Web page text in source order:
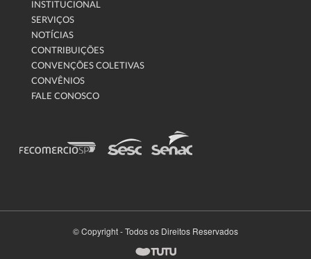
INSTITUCIONAL
SERVIÇOS
NOTÍCIAS
CONTRIBUIÇÕES
CONVENÇÕES COLETIVAS
CONVÊNIOS
FALE CONOSCO
© Copyright - Todos os Direitos Reservados